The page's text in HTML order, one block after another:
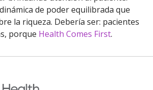
de poder equilibrada que
la riqueza. Debería ser: pacientes
porque Health Comes First.